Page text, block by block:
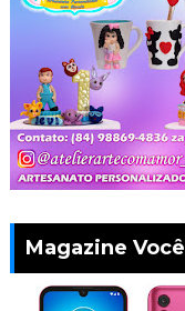
Magazine Você